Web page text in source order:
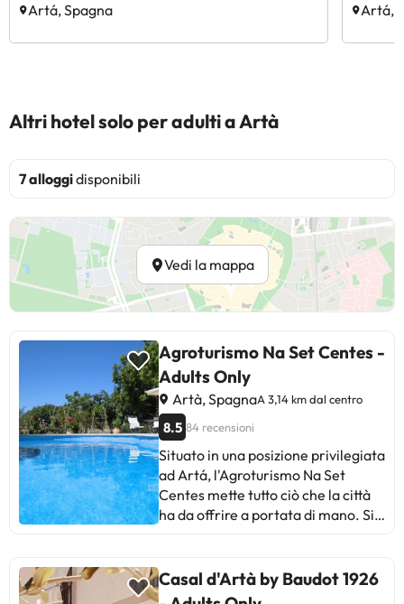
Artá, Spagna Artá,
Altri hotel solo per adulti a Artà
7 alloggidisponibili
Vedi la mappa
Agroturismo Na Set Centes -
Adults Only
Artà, SpagnaA 3,14 km dal centro
8.5 84 recensioni
Situato in una posizione privilegiata
ad Artá, l'Agroturismo Na Set
Centes mette tutto ciò che la città
ha da offrire a portata di mano. Sia
servizi dell'hotel. Wi-Fi nelle aree
comuni, parcheggio sono alcuni dei
Casal d'Artà by Baudot 1926